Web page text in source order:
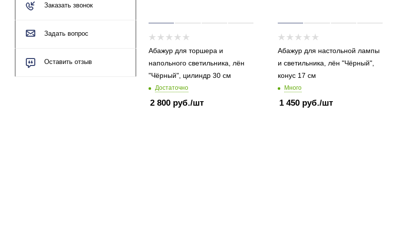
Абажур для торшера и
напольного светильника, лён
"Чёрный", цилиндр 30 см
Достаточно
2 800 руб./шт
Абажур для настольной лампы
и светильника, лён "Чёрный",
конус 17 см
Много
1 450 руб./шт
Заказать звонок
Задать вопрос
Оставить отзыв